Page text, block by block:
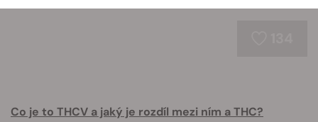
Co je to THCV a jaký je rozdíl mezi ním a THC?